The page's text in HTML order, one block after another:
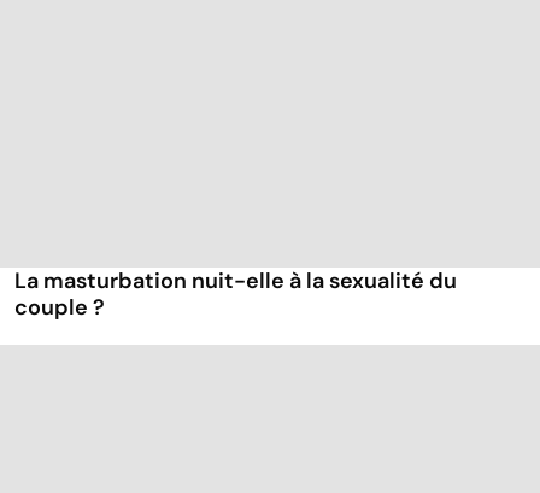
La masturbation nuit-elle à la sexualité du
couple ?